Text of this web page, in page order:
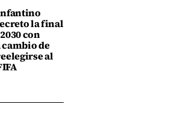
la final
con
de
al